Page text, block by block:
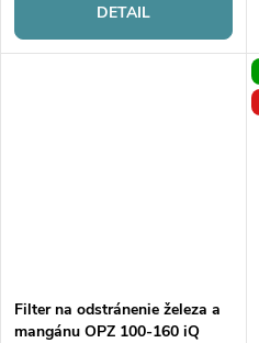
DETAIL
Filter na odstránenie železa a
mangánu OPZ 100-160 iQ